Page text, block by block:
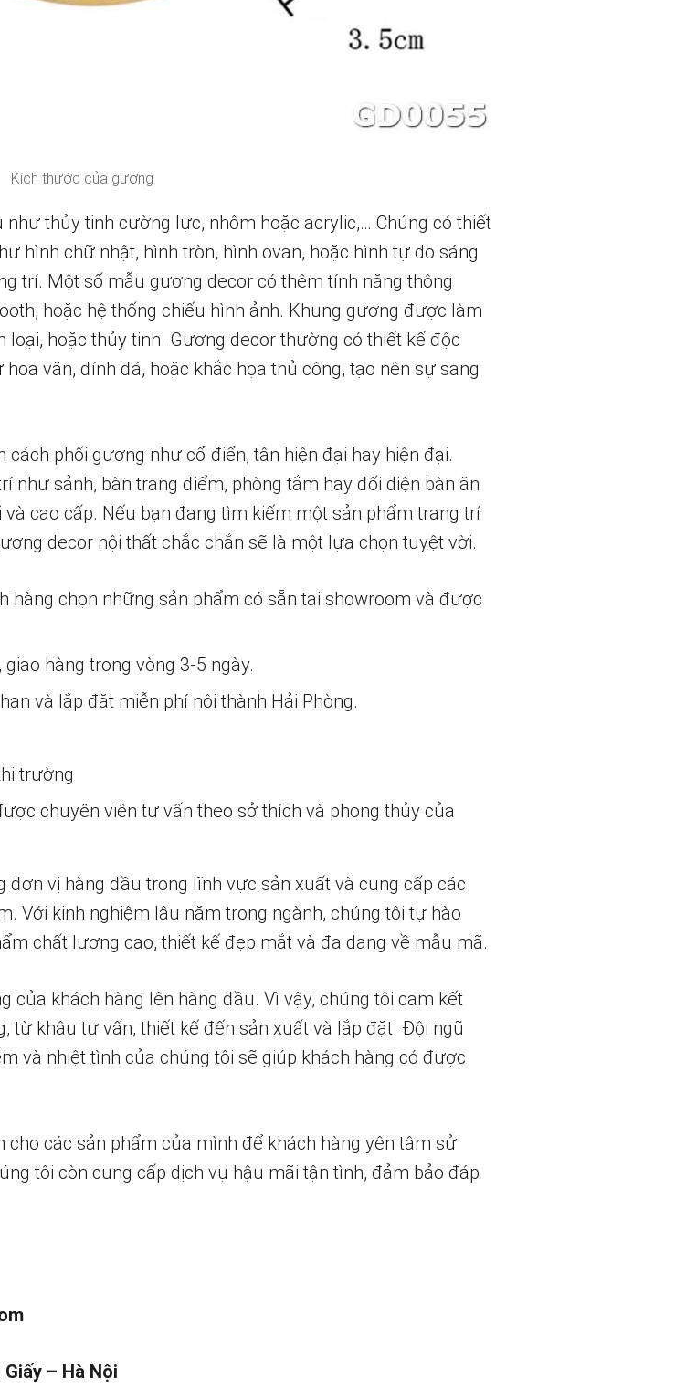
Kích thước của gương
thủy tinh cường lực, nhôm hoặc acrylic,… Chúng có thiết
hình chữ nhật, hình tròn, hình ovan, hoặc hình tự do sáng
trí. Một số mẫu gương decor có thêm tính năng thông
hoặc hệ thống chiếu hình ảnh. Khung gương được làm
hoặc thủy tinh. Gương decor thường có thiết kế độc
văn, đính đá, hoặc khắc họa thủ công, tạo nên sự sang
phối gương như cổ điển, tân hiện đại hay hiện đại.
như sảnh, bàn trang điểm, phòng tắm hay đối diện bàn ăn
cao cấp. Nếu bạn đang tìm kiếm một sản phẩm trang trí
decor nội thất chắc chắn sẽ là một lựa chọn tuyệt vời.
hàng chọn những sản phẩm có sẵn tại showroom và được
hàng trong vòng 3-5 ngày.
và lắp đặt miễn phí nội thành Hải Phòng.
trường
chuyên viên tư vấn theo sở thích và phong thủy của
đơn vị hàng đầu trong lĩnh vực sản xuất và cung cấp các
Với kinh nghiệm lâu năm trong ngành, chúng tôi tự hào
chất lượng cao, thiết kế đẹp mắt và đa dạng về mẫu mã.
của khách hàng lên hàng đầu. Vì vậy, chúng tôi cam kết
từ khâu tư vấn, thiết kế đến sản xuất và lắp đặt. Đội ngũ
và nhiệt tình của chúng tôi sẽ giúp khách hàng có được
cho các sản phẩm của mình để khách hàng yên tâm sử
tôi còn cung cấp dịch vụ hậu mãi tận tình, đảm bảo đáp
– Hà Nội